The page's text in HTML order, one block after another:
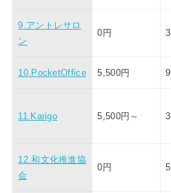
9.アントレサロ
ン
0円
10.PocketOffice 5,500円
11.Karigo 5,500円～
12.和文化推進協
会
0円